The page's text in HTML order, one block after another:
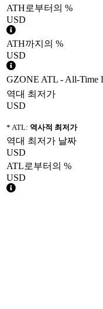
ATH로부터의 %
USD
ATH까지의 %
USD
GZONE ATL - All-Time
역대 최저가
USD
* ATL: 역사적 최저가
역대 최저가 날짜
USD
ATL로부터의 %
USD